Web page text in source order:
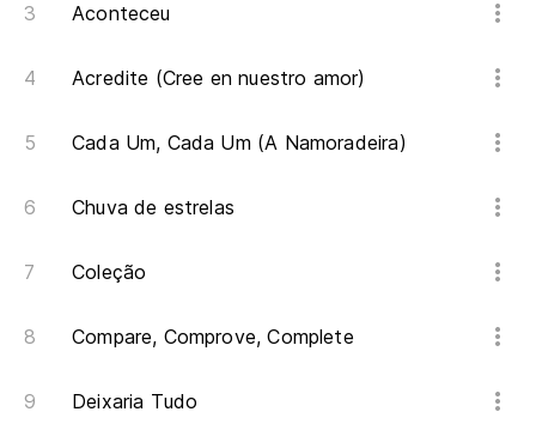
Aconteceu
Acredite (Cree en nuestro amor)
Cada Um, Cada Um (A Namoradeira)
Chuva de estrelas
Coleção
Compare, Comprove, Complete
Deixaria Tudo